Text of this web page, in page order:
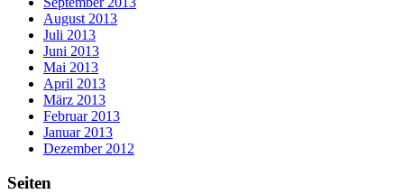
August 2013
Juli 2013
Juni 2013
Mai 2013
April 2013
März 2013
Februar 2013
Januar 2013
Dezember 2012
Seiten